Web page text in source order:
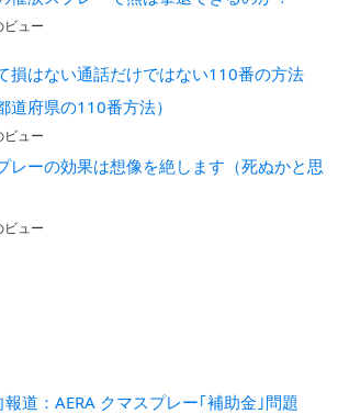
ュー
損はない通話だけではない110番の方法
道府県の110番方法）
ュー
レーの効果は想像を絶します（死ぬかと思
ュー
道：AERA クマスプレー｢補助金｣問題